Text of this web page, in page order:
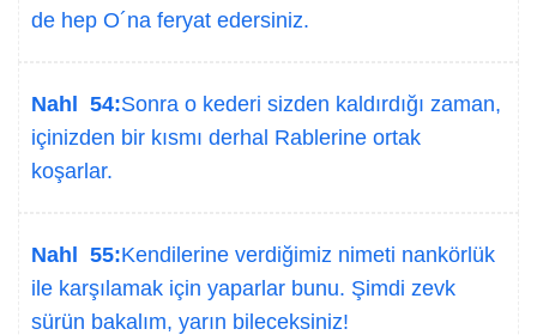
de hep O´na feryat edersiniz.
Nahl 54:Sonra o kederi sizden kaldırdığı zaman,
içinizden bir kısmı derhal Rablerine ortak
koşarlar.
Nahl 55:Kendilerine verdiğimiz nimeti nankörlük
ile karşılamak için yaparlar bunu. Şimdi zevk
sürün bakalım, yarın bileceksiniz!